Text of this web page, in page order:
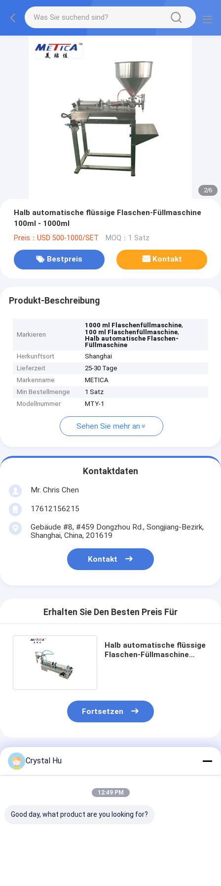
2/6
Halb automatische flüssige Flaschen-Füllmaschine
100ml - 1000ml
Preis：USD 500-1000/SET MOQ：1 Satz
Bestpreis Kontakt
Produkt-Beschreibung
Markieren
1000 ml Flaschenfüllmaschine,
100 ml Flaschenfüllmaschine,
Halb automatische Flaschen-
Füllmaschine
Herkunftsort
Shanghai
Lieferzeit
25-30 Tage
Markenname
METICA
Min Bestellmenge
1 Satz
Modellnummer
MTY-1
Sehen Sie mehr an
Kontaktdaten
Mr. Chris Chen
17612156215
Gebäude #8, #459 Dongzhou Rd., Songjiang-Bezirk,
Shanghai, China, 201619
Kontakt
Erhalten Sie Den Besten Preis Für
Halb automatische flüssige
Flaschen-Füllmaschine
Fortsetzen
Empfohlene Produkte
Crystal Hu
12:49 PM
Good day, what product are you looking for?